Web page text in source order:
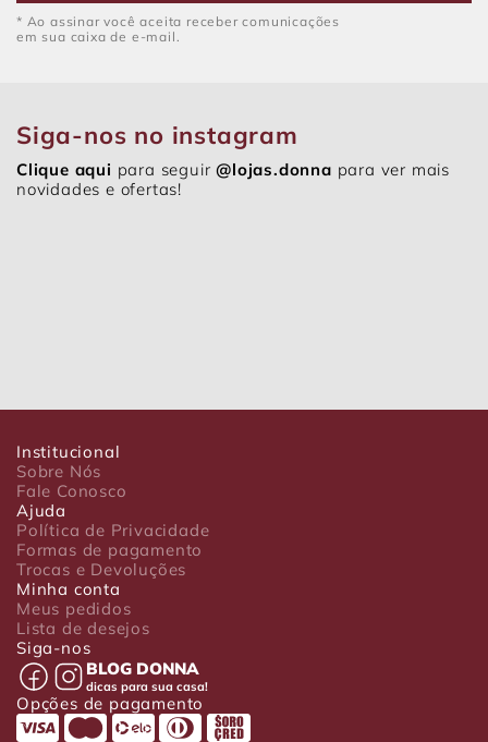
* Ao assinar você aceita receber comunicações
em sua caixa de e-mail.
Siga-nos no instagram
Clique aqui para seguir@lojas.donna para ver mais
novidades e ofertas!
Institucional
Sobre Nós
Fale Conosco
Ajuda
Política de Privacidade
Formas de pagamento
Trocas e Devoluções
Minha conta
Meus pedidos
Lista de desejos
Siga-nos
BLOG DONNA
dicas para sua casa!
Opções de pagamento